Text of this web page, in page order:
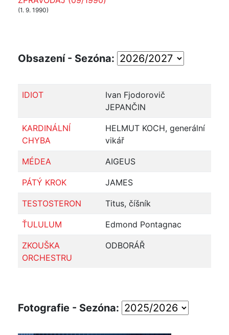
(1. 9. 1990)
Obsazení - Sezóna:
IDIOT
Ivan Fjodorovič
JEPANČIN
KARDINÁLNÍ
CHYBA
HELMUT KOCH, generální
vikář
MÉDEA AIGEUS
PÁTÝ KROK JAMES
TESTOSTERON Titus, číšník
ŤULULUM Edmond Pontagnac
ZKOUŠKA
ORCHESTRU
ODBORÁŘ
Fotografie - Sezóna: